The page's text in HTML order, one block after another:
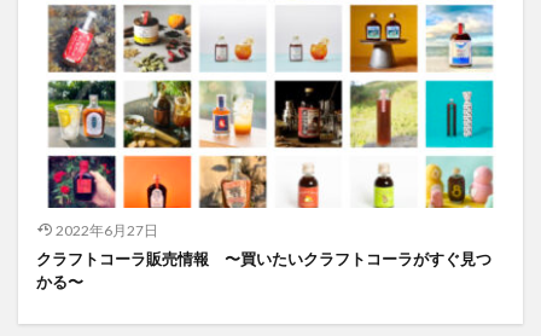
2022年6月27日
クラフトコーラ販売情報 〜買いたいクラフトコーラがすぐ見つ
かる〜